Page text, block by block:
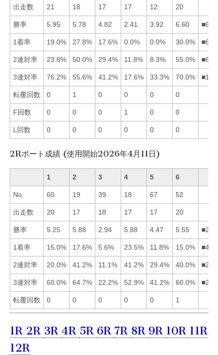
出走数 21 18 17 17 12 20
勝率 5.95 5.78 4.82 2.41 3.92 6.60
1着率 19.0% 27.8% 17.6% 0.0% 0.0% 30.0%
2連対率 23.8% 50.0% 29.4% 11.8% 8.3% 55.0%
3連対率 76.2% 55.6% 41.2% 17.6% 33.3% 70.0%
転覆回数 0 1 0 0 0 0
F回数 0 0 0 1 0 0
L回数 0 0 0 0 0 0
2Rボート成績 (使用開始2026年4月11日)
1 2 3 4 5 6
No. 60 19 39 18 67 52
出走数 20 17 18 17 17 20
勝率 5.25 5.88 2.94 5.88 4.47 5.55
1着率 15.0% 17.6% 5.6% 23.5% 11.8% 15.0%
2連対率 20.0% 41.2% 11.1% 41.2% 29.4% 40.0%
3連対率 60.0% 64.7% 22.2% 52.9% 41.2% 60.0%
転覆回数 0 0 0 0 0 1
1R 2R 3R 4R 5R 6R 7R 8R 9R 10R 11R
12R